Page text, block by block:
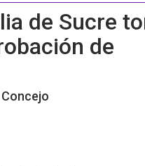
de Sucre
de